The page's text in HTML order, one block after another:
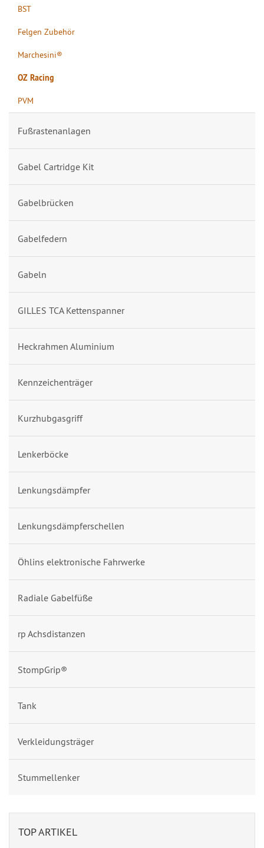
BST
Felgen Zubehör
Marchesini®
OZ Racing
PVM
Fußrastenanlagen
Gabel Cartridge Kit
Gabelbrücken
Gabelfedern
Gabeln
GILLES TCA Kettenspanner
Heckrahmen Aluminium
Kennzeichenträger
Kurzhubgasgriff
Lenkerböcke
Lenkungsdämpfer
Lenkungsdämpferschellen
Öhlins elektronische Fahrwerke
Radiale Gabelfüße
rp Achsdistanzen
StompGrip®
Tank
Verkleidungsträger
Stummellenker
TOP ARTIKEL